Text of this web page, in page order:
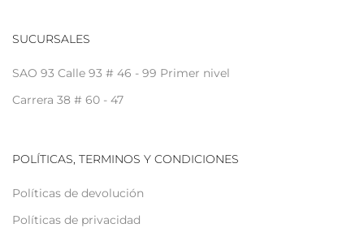
SUCURSALES
SAO 93 Calle 93 # 46 - 99 Primer nivel
Carrera 38 # 60 - 47
POLÍTICAS, TERMINOS Y CONDICIONES
Políticas de devolución
Políticas de privacidad